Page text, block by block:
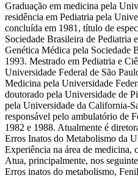
Graduação em medicina pela
residência em Pediatria pela
concluída em 1981, título de
Sociedade Brasileira de Pediatria
Genética Médica pela Sociedade
1993. Mestrado em Pediatria e
Universidade Federal de São
Medicina pela Universidade
doutorado pela Universidade de
pela Universidade da California-
responsável pelo ambulatório de
1982 e 1988. Atualmente é
Erros Inatos do Metabolismo da
Experiência na área de medicina,
Atua, principalmente, nos
Erros inatos do metabolismo,